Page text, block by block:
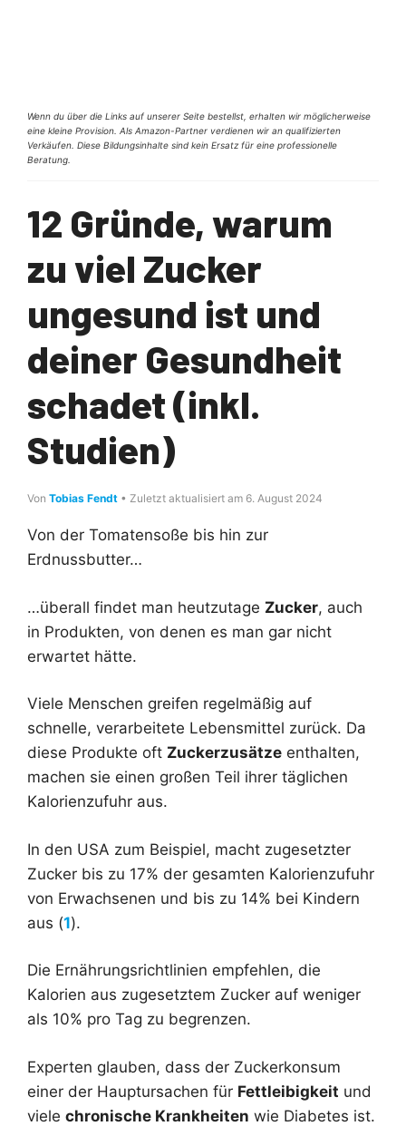
Wenn du über die Links auf unserer Seite bestellst, erhalten wir möglicherweise
eine kleine Provision. Als Amazon-Partner verdienen wir an qualifizierten
Verkäufen. Diese Bildungsinhalte sind kein Ersatz für eine professionelle
Beratung.
12 Gründe, warum
zu viel Zucker
ungesund ist und
deiner Gesundheit
schadet (inkl.
Studien)
Von Tobias Fendt • Zuletzt aktualisiert am 6. August 2024
Von der Tomatensoße bis hin zur
Erdnussbutter…
…überall findet man heutzutage Zucker, auch
in Produkten, von denen es man gar nicht
erwartet hätte.
Viele Menschen greifen regelmäßig auf
schnelle, verarbeitete Lebensmittel zurück. Da
diese Produkte oft Zuckerzusätze enthalten,
machen sie einen großen Teil ihrer täglichen
Kalorienzufuhr aus.
In den USA zum Beispiel, macht zugesetzter
Zucker bis zu 17% der gesamten Kalorienzufuhr
von Erwachsenen und bis zu 14% bei Kindern
aus (1).
Die Ernährungsrichtlinien empfehlen, die
Kalorien aus zugesetztem Zucker auf weniger
als 10% pro Tag zu begrenzen.
Experten glauben, dass der Zuckerkonsum
einer der Hauptursachen für Fettleibigkeit und
viele chronische Krankheiten wie Diabetes ist.